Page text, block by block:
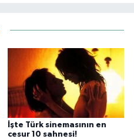
İşte Türk sinemasının en
cesur 10 sahnesi!